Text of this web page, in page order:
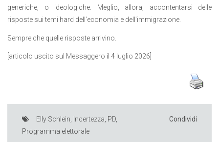
generiche, o ideologiche. Meglio, allora, accontentarsi delle
risposte sui temi hard dell’economia e dell’immigrazione.
Sempre che quelle risposte arrivino.
[articolo uscito sul Messaggero il 4 luglio 2026]
Elly Schlein Incertezza PD
Programma elettorale
Condividi